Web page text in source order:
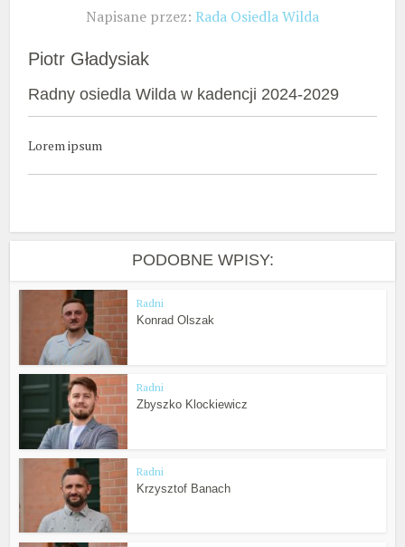
Napisane przez: Rada Osiedla Wilda
Piotr Gładysiak
Radny osiedla Wilda w kadencji 2024-2029
Lorem ipsum
PODOBNE WPISY:
Radni
Konrad Olszak
Radni
Zbyszko Klockiewicz
Radni
Krzysztof Banach